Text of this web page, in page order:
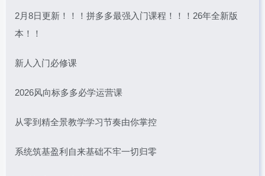
2月8日更新！！！拼多多最强入门课程！！！26年全新版
本！！
新人入门必修课
2026风向标多多必学运营课
从零到精全景教学学习节奏由你掌控
系统筑基盈利自来基础不牢一切归零